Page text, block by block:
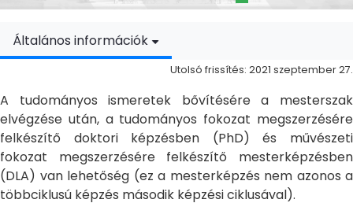
Általános információk
Utolsó frissítés: 2021 szeptember 27.
A tudományos ismeretek bővítésére a mesterszak
elvégzése után, a tudományos fokozat megszerzésére
felkészítő doktori képzésben (PhD) és művészeti
fokozat megszerzésére felkészítő mesterképzésben
(DLA) van lehetőség (ez a mesterképzés nem azonos a
többciklusú képzés második képzési ciklusával).